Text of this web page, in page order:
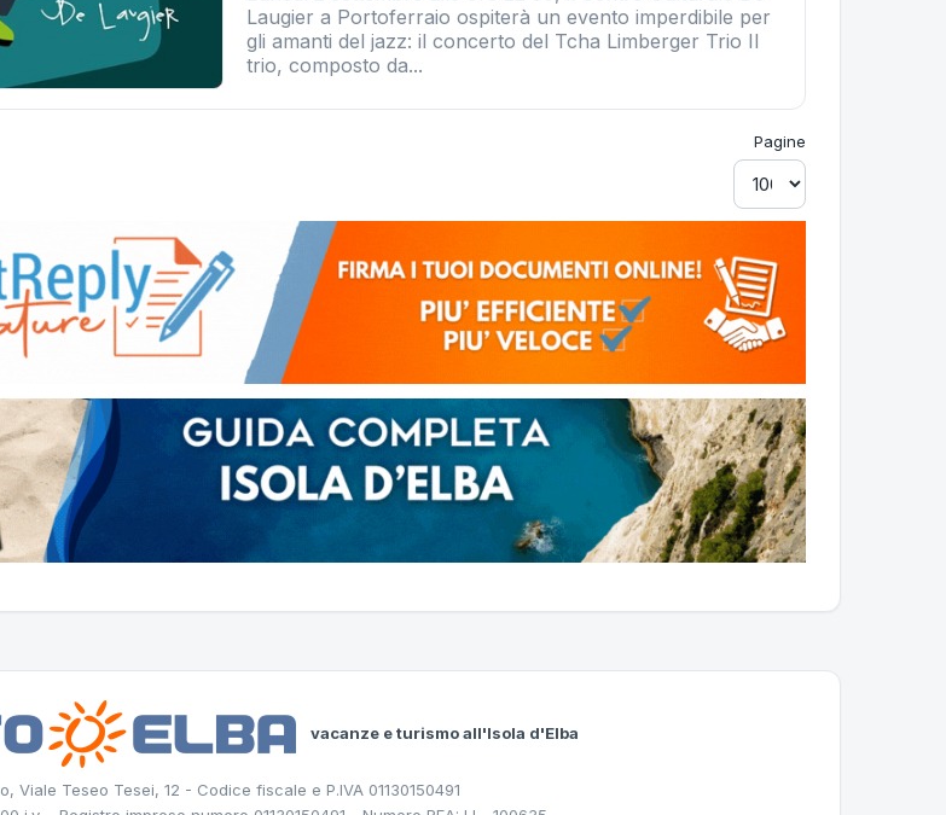
Laugier a Portoferraio ospiterà un evento imperdibile per
gli amanti del jazz: il concerto del Tcha Limberger Trio Il
trio, composto da...
Pagine
vacanze e turismo all'Isola d'Elba
Viale Teseo Tesei, 12 - Codice fiscale e P.IVA 01130150491